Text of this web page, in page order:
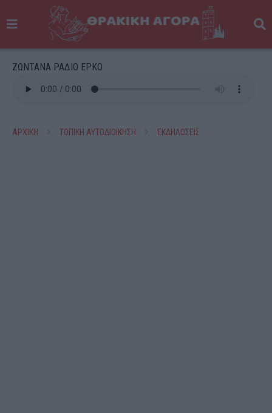
ΖΩΝΤΑΝΑ ΡΑΔΙΟ ΕΡΚΟ
ΑΡΧΙΚΗ ΤΟΠΙΚΗ ΑΥΤΟΔΙΟΙΚΗΣΗ ΕΚΔΗΛΩΣΕΙΣ